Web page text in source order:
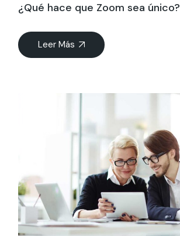
¿Qué hace que Zoom sea único?
Leer Más